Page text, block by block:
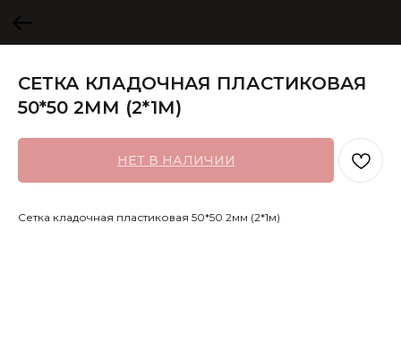
СЕТКА КЛАДОЧНАЯ ПЛАСТИКОВАЯ
50*50 2ММ (2*1М)
НЕТ В НАЛИЧИИ
Сетка кладочная пластиковая 50*50 2мм (2*1м)